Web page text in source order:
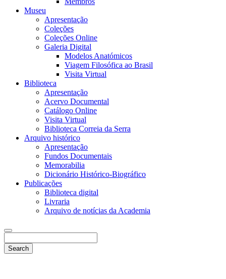
Museu
Apresentação
Coleções
Coleções Online
Galeria Digital
Modelos Anatómicos
Viagem Filosófica ao Brasil
Visita Virtual
Biblioteca
Apresentação
Acervo Documental
Catálogo Online
Visita Virtual
Biblioteca Correia da Serra
Arquivo histórico
Apresentação
Fundos Documentais
Memorabilia
Dicionário Histórico-Biográfico
Publicações
Biblioteca digital
Livraria
Arquivo de notícias da Academia